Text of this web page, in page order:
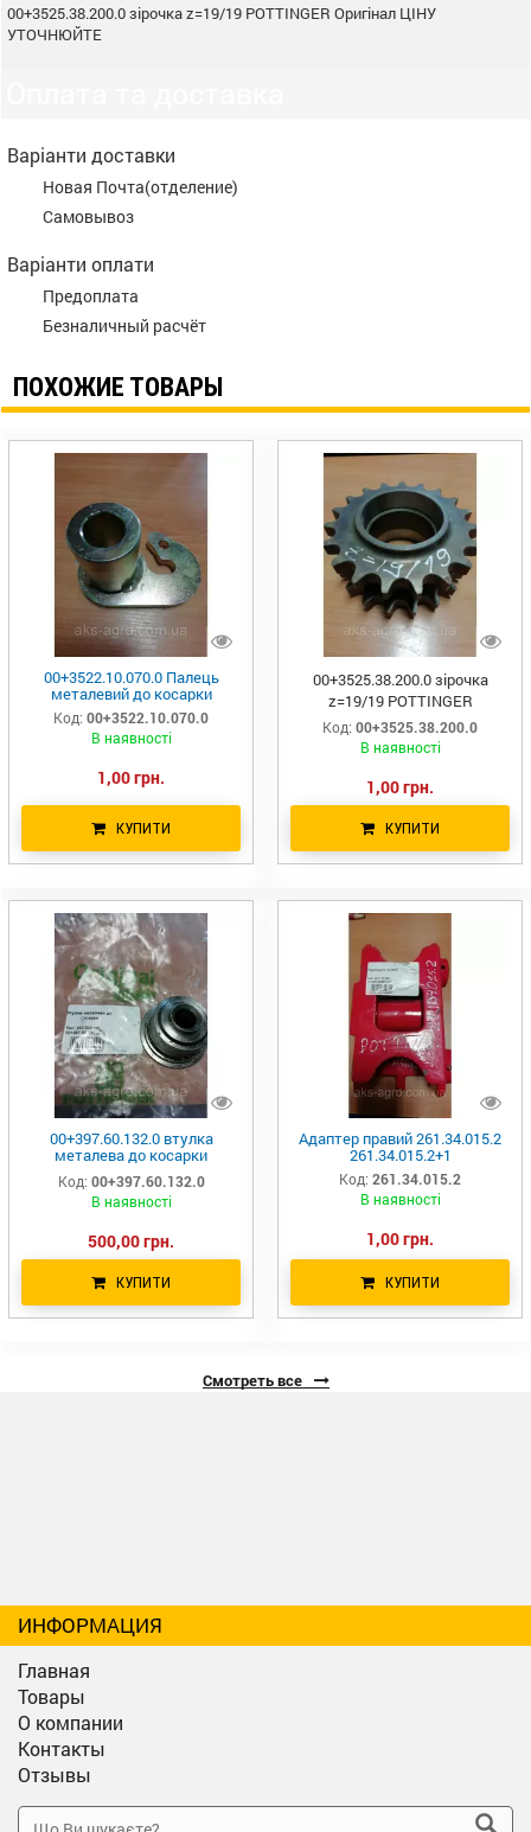
00+3525.38.200.0 зірочка z=19/19 POTTINGER Oригінал ЦІНУ
УТОЧНЮЙТЕ
Варіанти доставки
Новая Почта(отделение)
Самовывоз
Варіанти оплати
Предоплата
Безналичный расчёт
ПОХОЖИЕ ТОВАРЫ
00+3522.10.070.0 Палець
металевий до косарки
Код: 00+3522.10.070.0
В наявності
1,00 грн.
КУПИТИ
00+3525.38.200.0 зірочка
z=19/19 POTTINGER
Код: 00+3525.38.200.0
В наявності
1,00 грн.
КУПИТИ
00+397.60.132.0 втулка
металева до косарки
POTTINGER
Код: 00+397.60.132.0
В наявності
500,00 грн.
КУПИТИ
Адаптер правий 261.34.015.2
261.34.015.2+1
Код: 261.34.015.2
В наявності
1,00 грн.
КУПИТИ
Смотреть все
ИНФОРМАЦИЯ
Главная
Товары
О компании
Контакты
Отзывы